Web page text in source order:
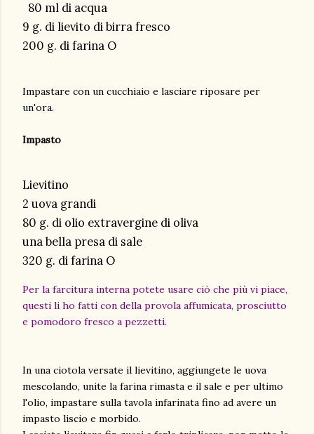
80 ml di acqua
9 g. di lievito di birra fresco
200 g. di farina O
Impastare con un cucchiaio e lasciare riposare per
un'ora.
Impasto
Lievitino
2 uova grandi
80 g. di olio extravergine di oliva
una bella presa di sale
320 g. di farina O
Per la farcitura interna potete usare ciò che più vi piace,
questi li ho fatti con della provola affumicata, prosciutto
e pomodoro fresco a pezzetti.
In una ciotola versate il lievitino, aggiungete le uova
mescolando, unite la farina rimasta e il sale e per ultimo
l'olio, impastare sulla tavola infarinata fino ad avere un
impasto liscio e morbido.